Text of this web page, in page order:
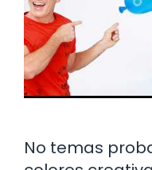
No temas